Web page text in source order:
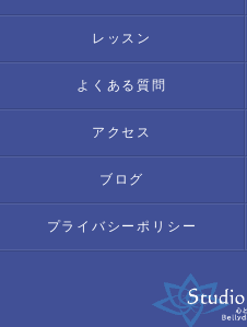
レッスン
よくある質問
アクセス
ブログ
プライバシーポリシー